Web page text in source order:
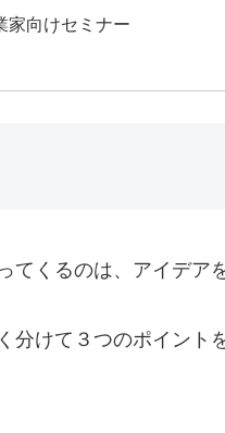
家向けセミナー
てくるのは、アイデア
分けて３つのポイント